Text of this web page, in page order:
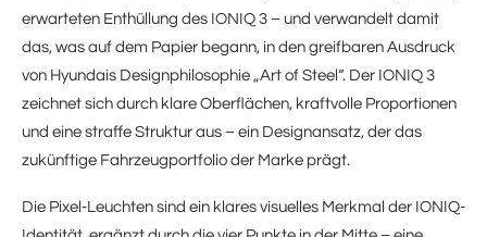
erwarteten Enthüllung des IONIQ 3 – und verwandelt damit
das, was auf dem Papier begann, in den greifbaren Ausdruck
von Hyundais Designphilosophie „Art of Steel“. Der IONIQ 3
zeichnet sich durch klare Oberflächen, kraftvolle Proportionen
und eine straffe Struktur aus – ein Designansatz, der das
zukünftige Fahrzeugportfolio der Marke prägt.
Die Pixel-Leuchten sind ein klares visuelles Merkmal der IONIQ-